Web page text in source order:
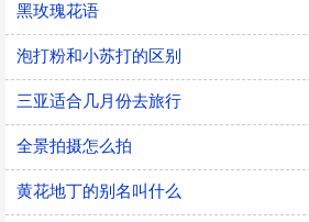
黑玫瑰花语
泡打粉和小苏打的区别
三亚适合几月份去旅行
全景拍摄怎么拍
黄花地丁的别名叫什么